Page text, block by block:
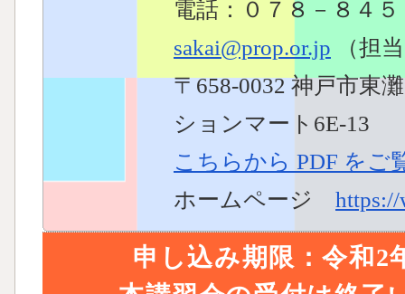
電話：０７８－８４
sakai@prop.or.jp （担
〒658-0032 神戸市東
ションマート6E-13
こちらから PDF をご
ホームページ https://
申し込み期限：令和2